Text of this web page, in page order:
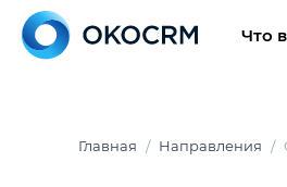
Что
Главная Направления